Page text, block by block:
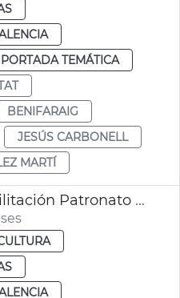
TEMÁTICA
BENIFARAIG
JESÚS CARBONELL
MARTÍ
Adjudicación rehabilitación Patronato de Sant Josep Benifaraig